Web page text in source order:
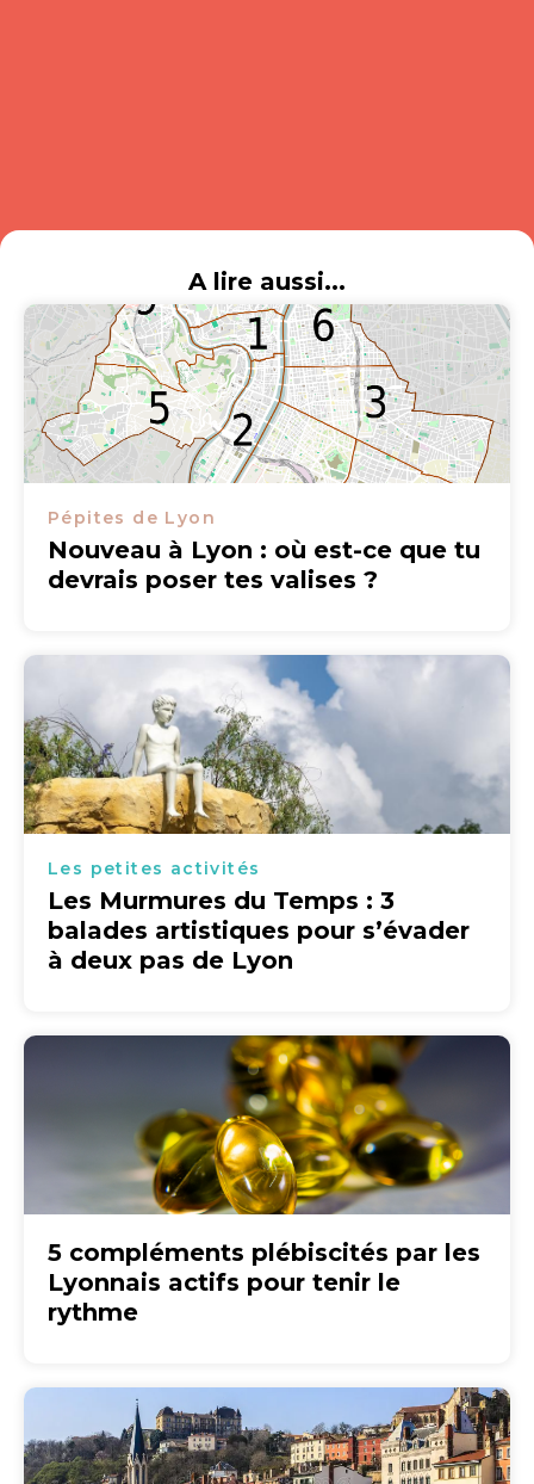
A lire aussi...
Pépites de Lyon
Nouveau à Lyon : où est-ce que tu
devrais poser tes valises ?
Les petites activités
Les Murmures du Temps : 3
balades artistiques pour s’évader
à deux pas de Lyon
5 compléments plébiscités par les
Lyonnais actifs pour tenir le
rythme